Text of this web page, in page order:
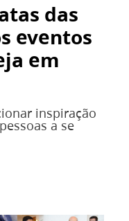
das
eventos
em
inspiração
a se